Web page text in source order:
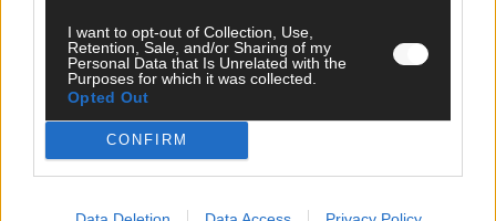
I want to opt-out of Collection, Use,
Retention, Sale, and/or Sharing of my
Personal Data that Is Unrelated with the
Purposes for which it was collected.
Opted Out
CONFIRM
The Masked Singer: Enthüllung: Dieser Sportler war
das Nashorn
The Voice of Germany: Thomas Meyenberg